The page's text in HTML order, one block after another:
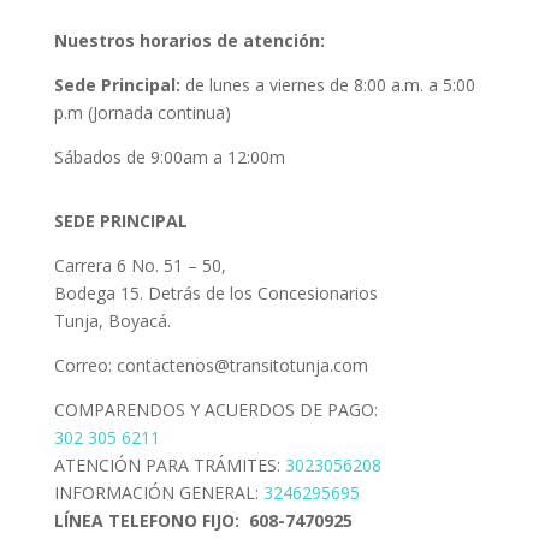
Nuestros horarios de atención:
Sede Principal: de lunes a viernes de 8:00 a.m. a 5:00
p.m (Jornada continua)
Sábados de 9:00am a 12:00m
SEDE PRINCIPAL
Carrera 6 No. 51 – 50,
Bodega 15. Detrás de los Concesionarios
Tunja, Boyacá.
Correo: contactenos@transitotunja.com
COMPARENDOS Y ACUERDOS DE PAGO:
302 305 6211
ATENCIÓN PARA TRÁMITES: 3023056208
INFORMACIÓN GENERAL: 3246295695
LÍNEA TELEFONO FIJO: 608-7470925